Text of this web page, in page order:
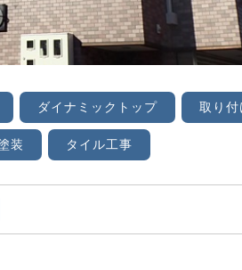
ダイナミックトップ 取り付
装 タイル工事